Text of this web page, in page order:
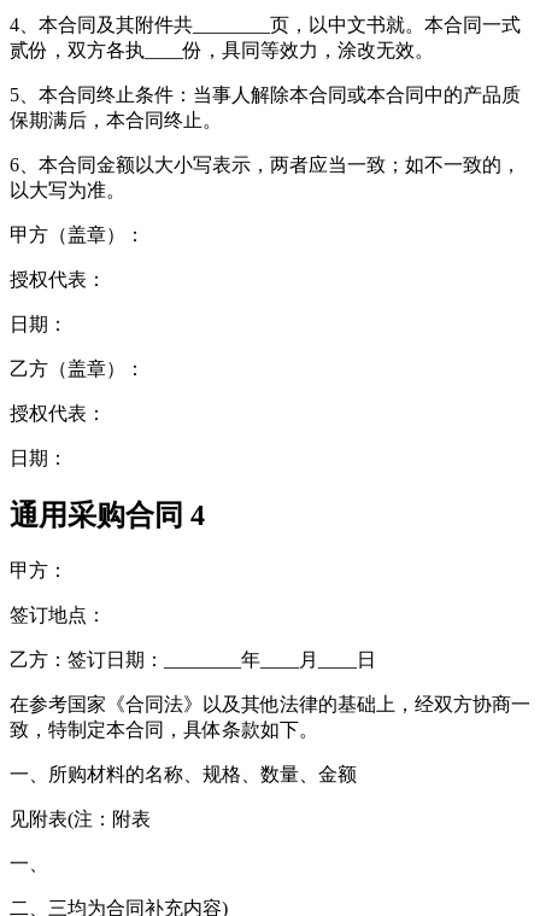
4、本合同及其附件共________页，以中文书就。本合同一式
贰份，双方各执____份，具同等效力，涂改无效。
5、本合同终止条件：当事人解除本合同或本合同中的产品质
保期满后，本合同终止。
6、本合同金额以大小写表示，两者应当一致；如不一致的，
以大写为准。
甲方（盖章）：
授权代表：
日期：
乙方（盖章）：
授权代表：
日期：
通用采购合同 4
甲方：
签订地点：
乙方：签订日期：________年____月____日
在参考国家《合同法》以及其他法律的基础上，经双方协商一
致，特制定本合同，具体条款如下。
一、所购材料的名称、规格、数量、金额
见附表(注：附表
一、
二、三均为合同补充内容)